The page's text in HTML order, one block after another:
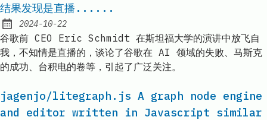
结果发现是直播......
Published:
2024-10-22
谷歌前 CEO Eric Schmidt 在斯坦福大学的演讲中放飞自
我，不知情是直播的，谈论了谷歌在 AI 领域的失败、马斯克
的成功、台积电的卷等，引起了广泛关注。
jagenjo/litegraph.js A graph node engine
and editor written in Javascript similar